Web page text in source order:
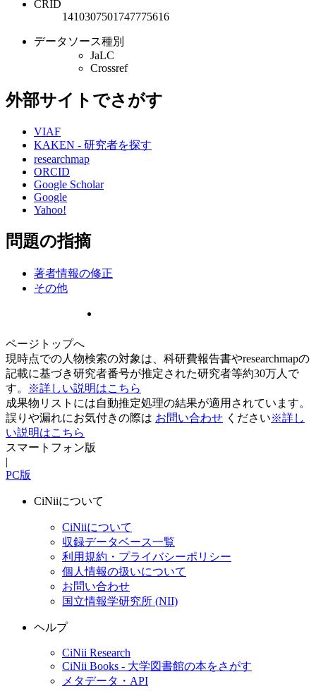
CRID
1410307501747775616
データソース種別
JaLC
Crossref
外部サイトでさがす
VIAF
KAKEN - 研究者を探す
researchmap
ORCID
Google Scholar
Google
Yahoo!
問題の指摘
著者情報の修正
その他
ページトップへ
現時点での人物検索の対象は、科研費報告書やresearchmapの
記載に基づき研究者番号が推定された研究者等約30万人で
す。
※詳しい説明はこちら
成果物リストには自動推定処理の結果が適用されています。
誤りや漏れにお気付きの際は お問い合わせ ください※詳し
い説明はこちら
スマートフォン版
|
PC版
CiNiiについて
CiNiiについて
収録データベース一覧
利用規約・プライバシーポリシー
個人情報の扱いについて
お問い合わせ
国立情報学研究所 (NII)
ヘルプ
CiNii Research
CiNii Books - 大学図書館の本をさがす
メタデータ・API